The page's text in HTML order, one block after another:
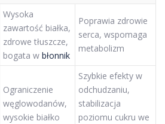
Wysoka
zawartość białka,
zdrowe tłuszcze,
bogata w błonnik
Poprawia zdrowie
serca, wspomaga
metabolizm
Ograniczenie
węglowodanów,
wysokie białko
Szybkie efekty w
odchudzaniu,
stabilizacja
poziomu cukru we